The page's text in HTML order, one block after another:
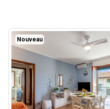
Nouveau